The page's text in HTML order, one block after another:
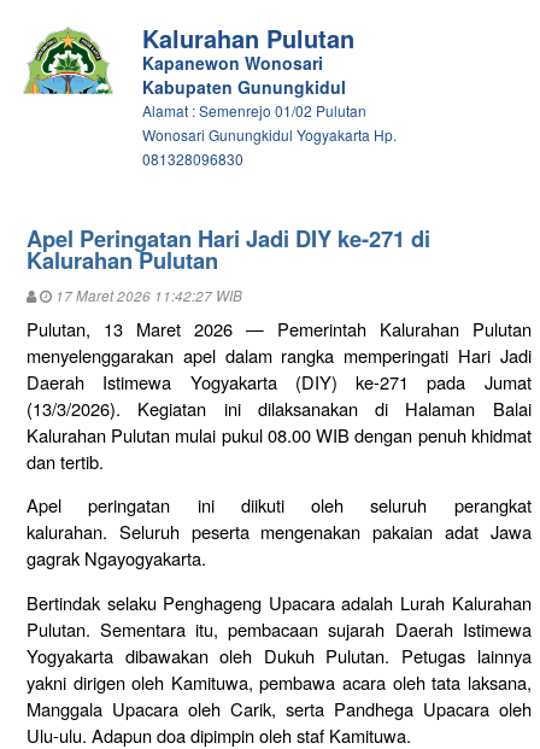
Kalurahan Pulutan
Kapanewon Wonosari
Kabupaten Gunungkidul
Alamat : Semenrejo 01/02 Pulutan
Wonosari Gunungkidul Yogyakarta Hp.
081328096830
Apel Peringatan Hari Jadi DIY ke-271 di
Kalurahan Pulutan
17 Maret 2026 11:42:27 WIB
Pulutan, 13 Maret 2026 — Pemerintah Kalurahan Pulutan
menyelenggarakan apel dalam rangka memperingati Hari Jadi
Daerah Istimewa Yogyakarta (DIY)ke-271pada Jumat
(13/3/2026). Kegiatan ini dilaksanakandi Halaman Balai
Kalurahan Pulutan mulai pukul08.00WIBdengan penuhkhidmat
dantertib.
Apelperingatan ini diikutiolehseluruh perangkat
kalurahan. Seluruh peserta mengenakanpakaian adat Jawa
gagrakNgayogyakarta.
Bertindak selaku Penghageng Upacaraadalah Lurah Kalurahan
Pulutan.Sementaraitu,pembacaansujarah Daerah Istimewa
Yogyakarta dibawakanoleh Dukuh Pulutan. Petugas lainnya
yakni dirigenoleh Kamituwa,pembawa acara olehtata laksana,
Manggala Upacara oleh Carik, serta Pandhega Upacara oleh
Ulu-ulu. Adapundoadipimpinolehstaf Kamituwa.